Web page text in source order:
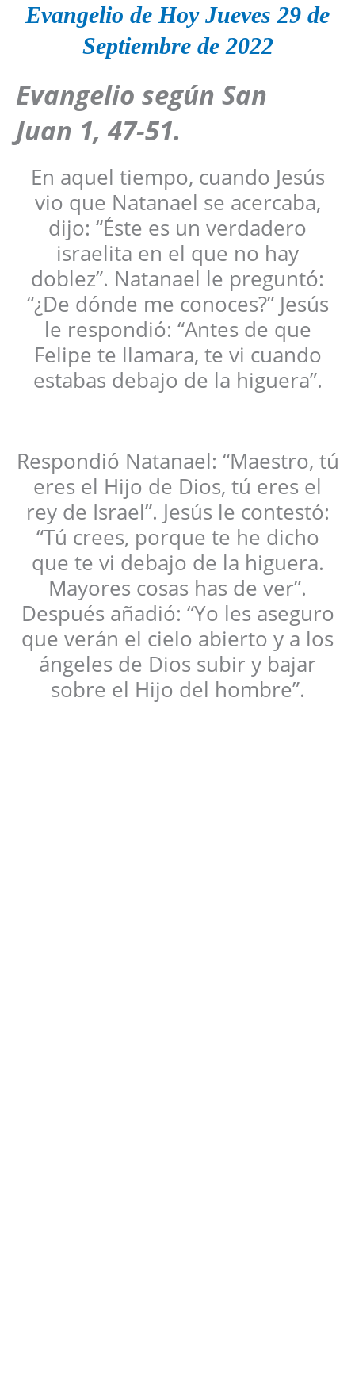
Evangelio de Hoy Jueves 29 de
Septiembre de 2022
Evangelio según San
Juan 1, 47-51.
En aquel tiempo, cuando Jesús
vio que Natanael se acercaba,
dijo: “Éste es un verdadero
israelita en el que no hay
doblez”. Natanael le preguntó:
“¿De dónde me conoces?” Jesús
le respondió: “Antes de que
Felipe te llamara, te vi cuando
estabas debajo de la higuera”.
Respondió Natanael: “Maestro, tú
eres el Hijo de Dios, tú eres el
rey de Israel”. Jesús le contestó:
“Tú crees, porque te he dicho
que te vi debajo de la higuera.
Mayores cosas has de ver”.
Después añadió: “Yo les aseguro
que verán el cielo abierto y a los
ángeles de Dios subir y bajar
sobre el Hijo del hombre”.